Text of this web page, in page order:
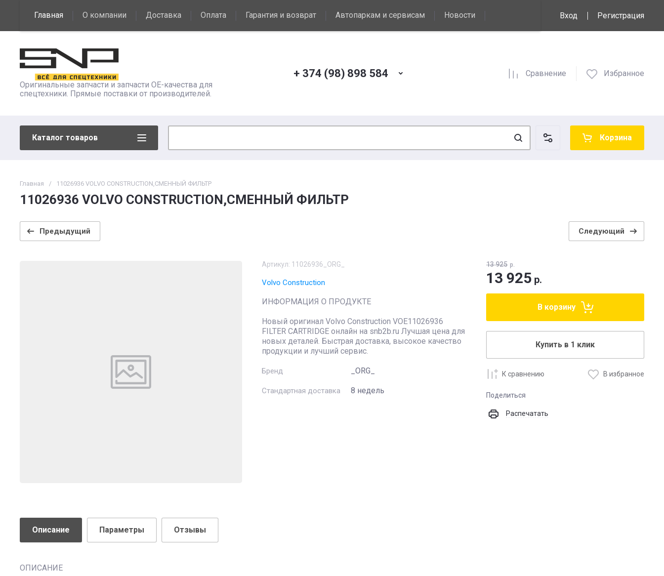
Главная О компании Доставка Оплата Гарантия и возврат Автопаркам и сервисам Новости Вход Регистрация
Оригинальные запчасти и запчасти OE-качества для
спецтехники. Прямые поставки от производителей.
+ 374 (98) 898 584 Сравнение Избранное
Каталог товаров Корзина
Главная / 11026936 VOLVO CONSTRUCTION,СМЕННЫЙ ФИЛЬТР
11026936 VOLVO CONSTRUCTION,СМЕННЫЙ ФИЛЬТР
Предыдущий Следующий
Артикул: 11026936_ORG_
Volvo Construction
ИНФОРМАЦИЯ О ПРОДУКТЕ
Новый оригинал Volvo Construction VOE11026936
FILTER CARTRIDGE онлайн на snb2b.ru Лучшая цена для
новых деталей. Быстрая доставка, высокое качество
продукции и лучший сервис.
Бренд _ORG_
Стандартная доставка 8 недель
13 925 р.
13 925 р.
В корзину
Купить в 1 клик
К сравнению В избранное
Поделиться
Распечатать
Описание Параметры Отзывы
ОПИСАНИЕ